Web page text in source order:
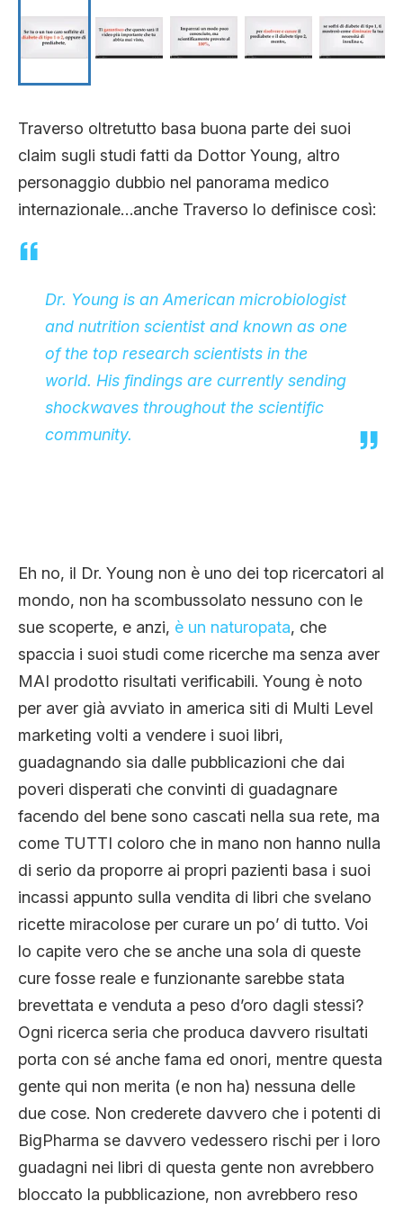
Traverso oltretutto basa buona parte dei suoi
claim sugli studi fatti da Dottor Young, altro
personaggio dubbio nel panorama medico
internazionale…anche Traverso lo definisce così:
Dr. Young is an American microbiologist
and nutrition scientist and known as one
of the top research scientists in the
world. His findings are currently sending
shockwaves throughout the scientific
community.
Eh no, il Dr. Young non è uno dei top ricercatori al
mondo, non ha scombussolato nessuno con le
sue scoperte, e anzi, è un naturopata, che
spaccia i suoi studi come ricerche ma senza aver
MAI prodotto risultati verificabili. Young è noto
per aver già avviato in america siti di Multi Level
marketing volti a vendere i suoi libri,
guadagnando sia dalle pubblicazioni che dai
poveri disperati che convinti di guadagnare
facendo del bene sono cascati nella sua rete, ma
come TUTTI coloro che in mano non hanno nulla
di serio da proporre ai propri pazienti basa i suoi
incassi appunto sulla vendita di libri che svelano
ricette miracolose per curare un po’ di tutto. Voi
lo capite vero che se anche una sola di queste
cure fosse reale e funzionante sarebbe stata
brevettata e venduta a peso d’oro dagli stessi?
Ogni ricerca seria che produca davvero risultati
porta con sé anche fama ed onori, mentre questa
gente qui non merita (e non ha) nessuna delle
due cose. Non crederete davvero che i potenti di
BigPharma se davvero vedessero rischi per i loro
guadagni nei libri di questa gente non avrebbero
bloccato la pubblicazione, non avrebbero reso